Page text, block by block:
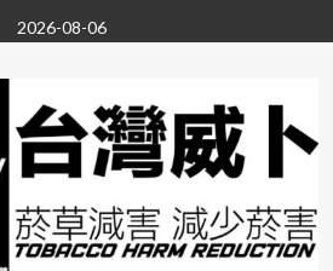
2026-08-06